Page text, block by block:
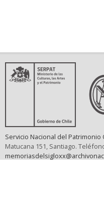
Servicio Nacional del Patrimonio
Matucana 151, Santiago.